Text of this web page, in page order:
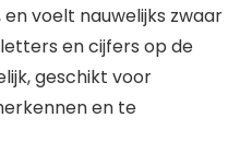
voelt nauwelijks zwaar
en cijfers op de
geschikt voor
en te